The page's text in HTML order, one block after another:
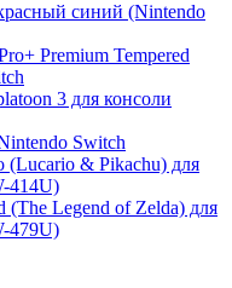
синий (Nintendo
Premium Tempered
3 для консоли
Switch
(Lucario & Pikachu) для
414U)
(The Legend of Zelda) для
479U)